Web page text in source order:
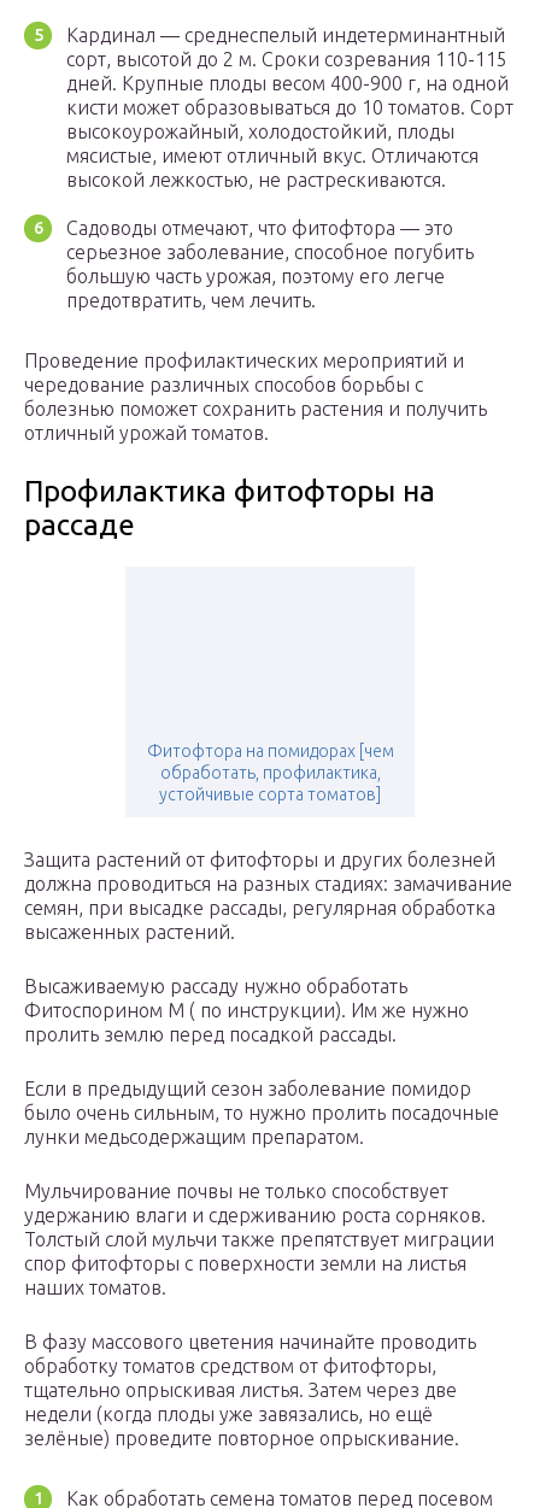
Кардинал — среднеспелый индетерминантный
сорт, высотой до 2 м. Сроки созревания 110-115
дней. Крупные плоды весом 400-900 г, на одной
кисти может образовываться до 10 томатов. Сорт
высокоурожайный, холодостойкий, плоды
мясистые, имеют отличный вкус. Отличаются
высокой лежкостью, не растрескиваются.
Садоводы отмечают, что фитофтора — это
серьезное заболевание, способное погубить
большую часть урожая, поэтому его легче
предотвратить, чем лечить.
Проведение профилактических мероприятий и
чередование различных способов борьбы с
болезнью поможет сохранить растения и получить
отличный урожай томатов.
Профилактика фитофторы на
рассаде
Фитофтора на помидорах [чем
обработать, профилактика,
устойчивые сорта томатов]
Защита растений от фитофторы и других болезней
должна проводиться на разных стадиях: замачивание
семян, при высадке рассады, регулярная обработка
высаженных растений.
Высаживаемую рассаду нужно обработать
Фитоспорином М ( по инструкции). Им же нужно
пролить землю перед посадкой рассады.
Если в предыдущий сезон заболевание помидор
было очень сильным, то нужно пролить посадочные
лунки медьсодержащим препаратом.
Мульчирование почвы не только способствует
удержанию влаги и сдерживанию роста сорняков.
Толстый слой мульчи также препятствует миграции
спор фитофторы с поверхности земли на листья
наших томатов.
В фазу массового цветения начинайте проводить
обработку томатов средством от фитофторы,
тщательно опрыскивая листья. Затем через две
недели (когда плоды уже завязались, но ещё
зелёные) проведите повторное опрыскивание.
Как обработать семена томатов перед посевом